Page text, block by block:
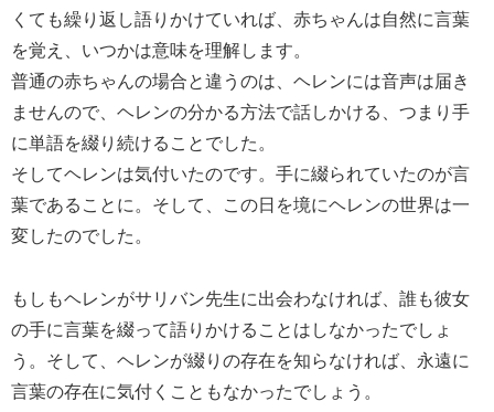
くても繰り返し語りかけていれば、赤ちゃんは自然に言葉
を覚え、いつかは意味を理解します。
普通の赤ちゃんの場合と違うのは、ヘレンには音声は届き
ませんので、ヘレンの分かる方法で話しかける、つまり手
に単語を綴り続けることでした。
そしてヘレンは気付いたのです。手に綴られていたのが言
葉であることに。そして、この日を境にヘレンの世界は一
変したのでした。
もしもヘレンがサリバン先生に出会わなければ、誰も彼女
の手に言葉を綴って語りかけることはしなかったでしょ
う。そして、ヘレンが綴りの存在を知らなければ、永遠に
言葉の存在に気付くこともなかったでしょう。